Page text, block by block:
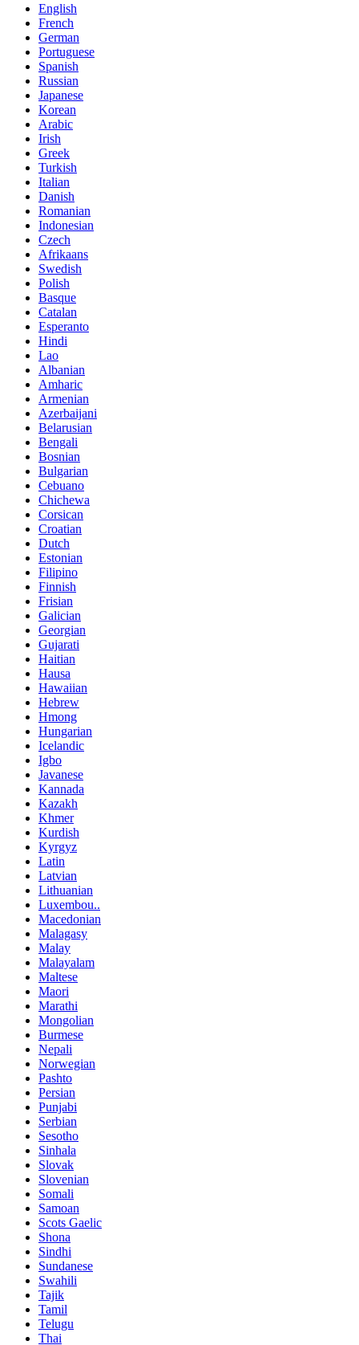
English
French
German
Portuguese
Spanish
Russian
Japanese
Korean
Arabic
Irish
Greek
Turkish
Italian
Danish
Romanian
Indonesian
Czech
Afrikaans
Swedish
Polish
Basque
Catalan
Esperanto
Hindi
Lao
Albanian
Amharic
Armenian
Azerbaijani
Belarusian
Bengali
Bosnian
Bulgarian
Cebuano
Chichewa
Corsican
Croatian
Dutch
Estonian
Filipino
Finnish
Frisian
Galician
Georgian
Gujarati
Haitian
Hausa
Hawaiian
Hebrew
Hmong
Hungarian
Icelandic
Igbo
Javanese
Kannada
Kazakh
Khmer
Kurdish
Kyrgyz
Latin
Latvian
Lithuanian
Luxembou..
Macedonian
Malagasy
Malay
Malayalam
Maltese
Maori
Marathi
Mongolian
Burmese
Nepali
Norwegian
Pashto
Persian
Punjabi
Serbian
Sesotho
Sinhala
Slovak
Slovenian
Somali
Samoan
Scots Gaelic
Shona
Sindhi
Sundanese
Swahili
Tajik
Tamil
Telugu
Thai